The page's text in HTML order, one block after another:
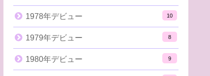
1978年デビュー 10
1979年デビュー 8
1980年デビュー 9